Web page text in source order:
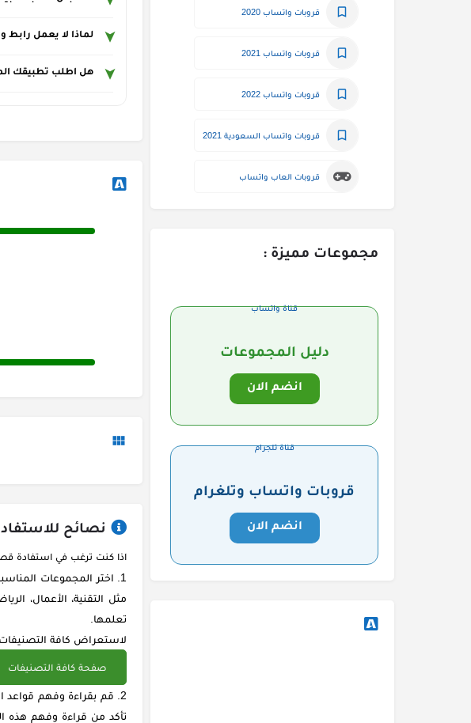
قروبات واتساب 2020
قروبات واتساب 2021
قروبات واتساب 2022
قروبات واتساب السعودية 2021
قروبات العاب واتساب
مجموعات مميزة :
قناة واتساب
دليل المجموعات
انضم الان
قناة تلجرام
قروبات واتساب وتلغرام
انضم الان
لماذا لا يعمل رابط
هل اطلب تطبيقك
نصائح
اذا كنت ترغب في استفادة
اختر المجموعات
مثل التقنية، الأعمال،
تعلمها.
لاستعراض كافة التصنيفات
صفحة كافة التصنيفات
قم بقراءة وفهم قواعد
تأكد من قراءة وفهم هذه